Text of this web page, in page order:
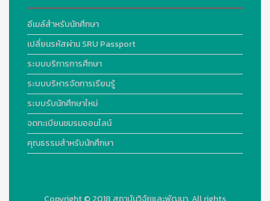
อีเมล์สำหรับนักศึกษา
เปลี่ยนรหัสผ่าน SRU Passport
ระบบบริการการศึกษา
ระบบบริหารจัดการเรียนรู้
ระบบรับนักศึกษาใหม่
จดทะเบียนชมรมออนไลน์
คุณธรรมสำหรับนักศึกษา